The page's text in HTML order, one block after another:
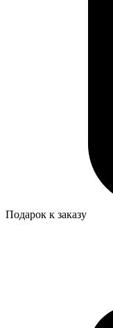
Подарок к заказу